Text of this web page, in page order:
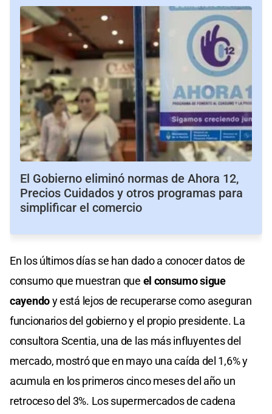
El Gobierno eliminó normas de Ahora 12,
Precios Cuidados y otros programas para
simplificar el comercio
En los últimos días se han dado a conocer datos de
consumo que muestran que el consumo sigue
cayendoy está lejos de recuperarse como aseguran
funcionarios del gobierno y el propio presidente. La
consultora Scentia, una de las más influyentes del
mercado, mostró que en mayo una caída del 1,6% y
acumula en los primeros cinco meses del año un
retroceso del 3%. Los supermercados de cadena